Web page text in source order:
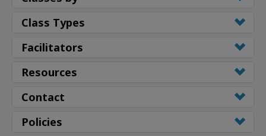
Class Types
Facilitators
Resources
Contact
Policies